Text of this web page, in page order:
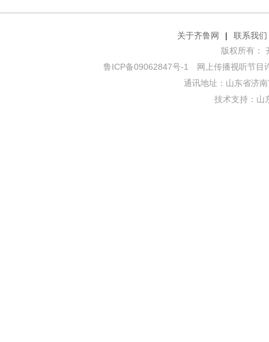
关于齐鲁网 |
联系我们
版权所有：
鲁ICP备09062847号-1
网上传播视听节目
通讯地址：山东省济
技术支持： 山